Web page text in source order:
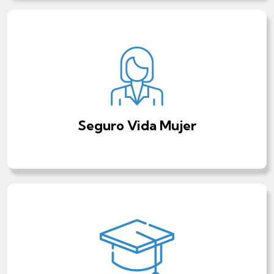
Te genera un ahorro mientras estás protegido y
cuando tu plan llega a su vencimiento recibes el
dinero para realizar tus metas y sueños.
Seguro Vida Mujer
Creamos un seguro de vida que te permita lograr
el equilibrio que buscas en cada decisión que tomas,
con un esquema de ahorro pensado especialmente
en ti.